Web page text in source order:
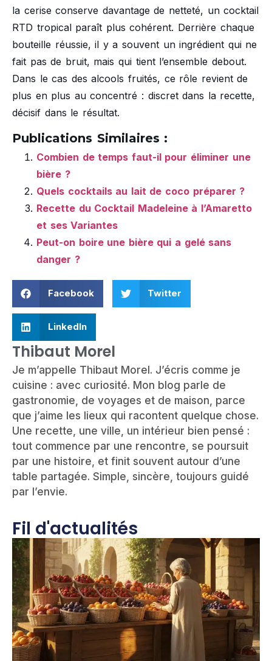
la cerise conserve davantage de netteté, un cocktail
RTD tropical paraît plus cohérent. Derrière chaque
bouteille réussie, il y a souvent un ingrédient qui ne
fait pas de bruit, mais qui tient l’ensemble debout.
Dans le cas des alcools fruités, ce rôle revient de
plus en plus au concentré : discret dans la recette,
décisif dans le résultat.
Publications Similaires :
Combien de temps faut-il pour éliminer une
bière ?
Quels cocktails au lait de coco préparer ?
Recette du Cocktail Madeleine à l’Amaretto
et ses Variantes
Peut-on boire une bière qui a gelé sans
danger ?
Facebook Twitter
LinkedIn
Thibaut Morel
Je m’appelle Thibaut Morel. J’écris comme je
cuisine : avec curiosité. Mon blog parle de
gastronomie, de voyages et de maison, parce
que j’aime les lieux qui racontent quelque chose.
Une recette, une ville, un intérieur bien pensé :
tout commence par une rencontre, se poursuit
par une histoire, et finit souvent autour d’une
table partagée. Simple, sincère, toujours guidé
par l’envie.
Fil d'actualités